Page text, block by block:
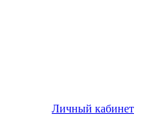
Личный кабинет